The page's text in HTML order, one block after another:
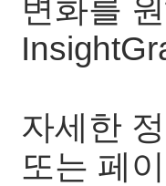
변화를
자세한
또는 페